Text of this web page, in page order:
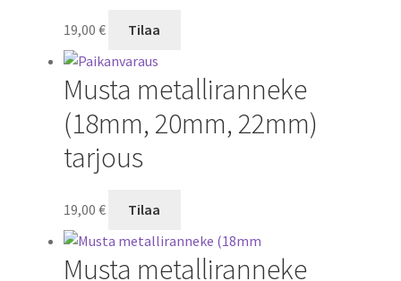
19,00 € Tilaa
Musta metalliranneke
(18mm, 20mm, 22mm)
tarjous
19,00 € Tilaa
Musta metalliranneke